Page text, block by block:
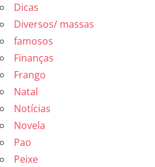
Dicas
Diversos/ massas
famosos
Finanças
Frango
Natal
Notícias
Novela
Pao
Peixe